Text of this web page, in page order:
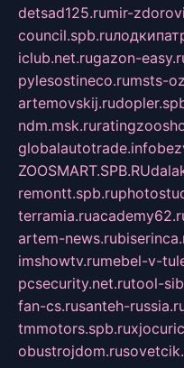
detsad125.rumir-
council.spb.ru
iclub.net.rugazon-
pylesostineco.rumsts-
artemovskij.ru
ndm.msk.ru
globalautotrade.info
ZOOSMART.SPB.RU
remontt.spb.ru
terramia.ru
artem-news.ru
imshowtv.rumebel-v-
pcsecurity.net.rutool-
fan-cs.rusanteh-
tmmotors.spb.ru
obustrojdom.ru